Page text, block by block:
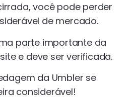
você pode perder
de mercado.
parte importante da
e deve ser verificada.
da Umbler se
considerável!